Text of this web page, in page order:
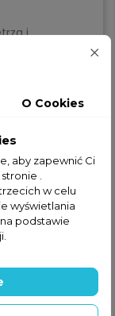
i
O Cookies
aby zapewnić Ci
.
w celu
wyświetlania
podstawie